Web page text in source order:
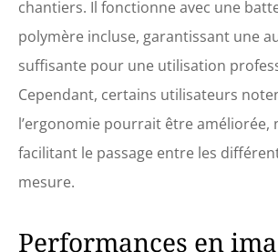
chantiers. Il fonctionne avec une
polymère incluse, garantissant une
suffisante pour une utilisation
Cependant, certains utilisateurs
l’ergonomie pourrait être améliorée,
facilitant le passage entre les
mesure.
Performances en